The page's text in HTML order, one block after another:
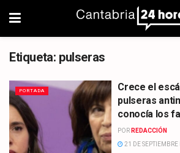
Etiqueta: pulseras
PORTADA
Crece el
pulseras
conocía los
POR REDACCIÓN
21 DE